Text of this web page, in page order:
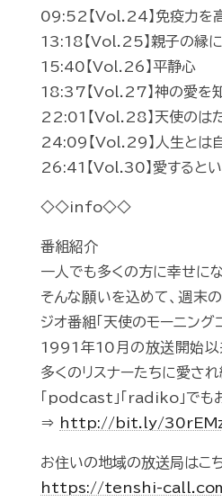
09:52【Vol.24】免疫力を
13:18【Vol.25】親子の縁
15:40【Vol.26】平静心
18:37【Vol.27】神の愛を
22:01【Vol.28】天使のは
24:09【Vol.29】人生とは
26:41【Vol.30】愛するとい
◇◇info◇◇
番組紹介
一人でも多くの方に幸せに
そんな願いを込めて、週末
ジオ番組「天使のモーニングコ
1991年10月の放送開始以
多くのリスナーたちに愛され
「podcast」「radiko」でも
⇒
http://bit.ly/
お住いの地域の放送局はこ
https://tenshi-